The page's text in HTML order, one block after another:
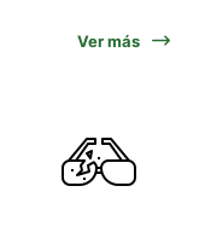
Ver más